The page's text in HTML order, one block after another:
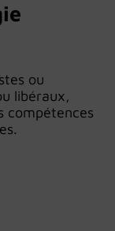
ou
libéraux,
compétences